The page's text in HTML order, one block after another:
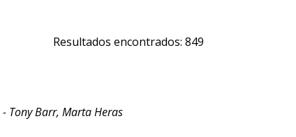
Resultados encontrados: 849
- Tony Barr, Marta Heras